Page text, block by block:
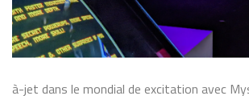
à-jet dans le mondial de excitation avec